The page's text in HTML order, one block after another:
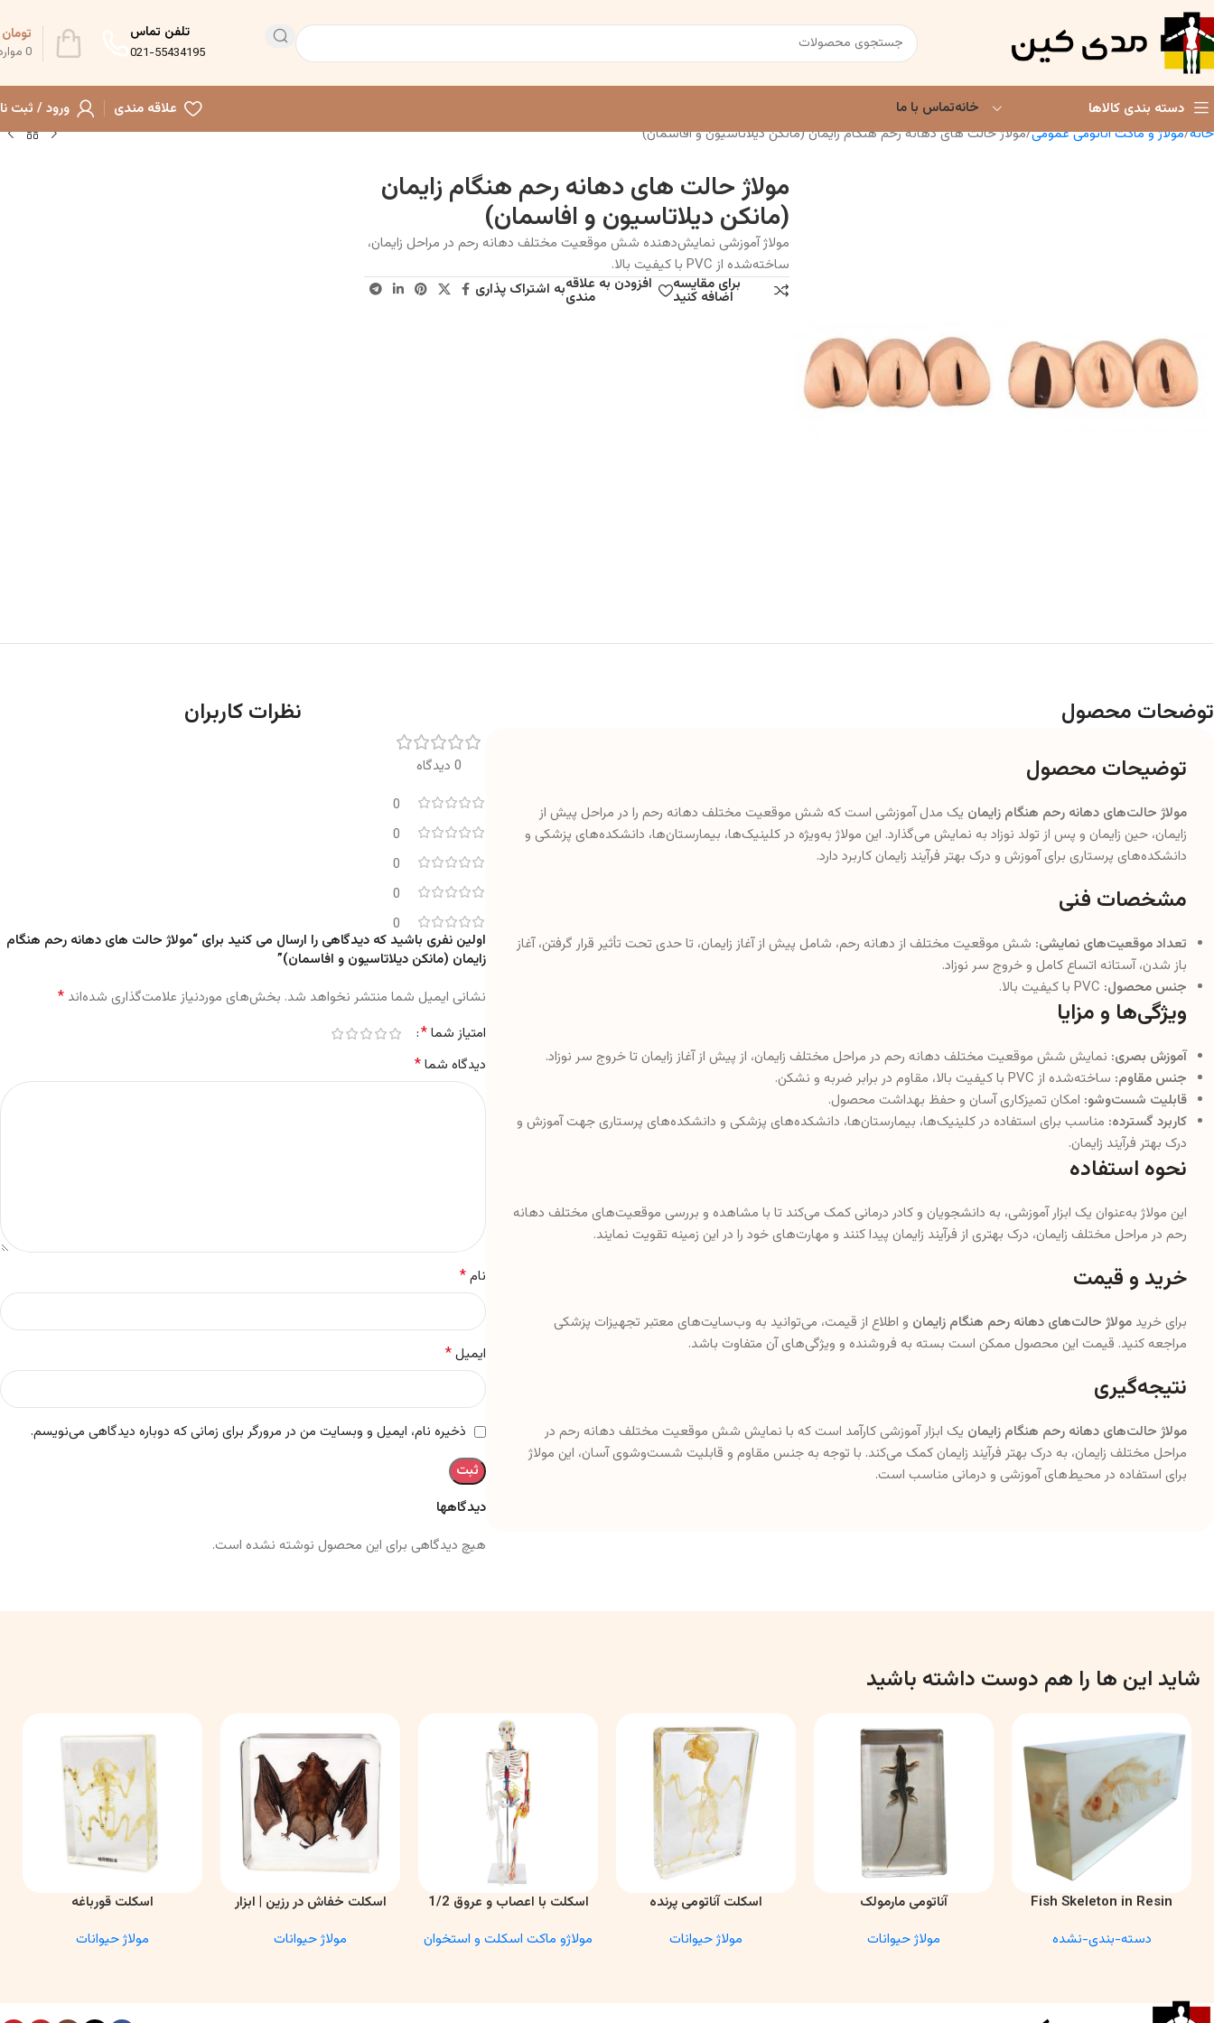
تلفن تماس
021-55434195
0
تومان
دسته بندی کالاها خانهتماس با ما علاقه مندی
ورود / ثبت
خانه مولاژ و ماکت آناتومی عمومی مولاژ حالت های دهانه رحم هنگام زایمان (مانکن دیلاتاسیون و افاسمان)
مولاژ حالت های دهانه رحم هنگام زایمان
(مانکن دیلاتاسیون و افاسمان)
مولاژ آموزشی نمایش‌دهنده شش موقعیت مختلف دهانه رحم در مراحل زایمان،
ساخته‌شده از PVC با کیفیت بالا.
برای مقایسه
اضافه کنید
افزودن به علاقه
مندیبه اشتراک پذاری
توضحات محصول
توضیحات محصول
مولاژ حالت‌های دهانه رحم هنگام زایمان یک مدل آموزشی است که شش موقعیت مختلف دهانه رحم را در مراحل پیش از
زایمان، حین زایمان و پس از تولد نوزاد به نمایش می‌گذارد. این مولاژ به‌ویژه در کلینیک‌ها، بیمارستان‌ها، دانشکده‌های پزشکی و
دانشکده‌های پرستاری برای آموزش و درک بهتر فرآیند زایمان کاربرد دارد.
مشخصات فنی
تعداد موقعیت‌های نمایشی: شش موقعیت مختلف از دهانه رحم، شامل پیش از آغاز زایمان، تا حدی تحت تأثیر قرار گرفتن، آغاز
باز شدن، آستانه اتساع کامل و خروج سر نوزاد.
جنس محصول:
ویژگی‌ها و مزایا
آموزش بصری: نمایش شش موقعیت مختلف دهانه رحم در مراحل مختلف زایمان، از پیش از آغاز زایمان تا خروج سر نوزاد.
جنس مقاوم: ساخته‌شده از PVC با کیفیت بالا، مقاوم در برابر ضربه و نشکن.
قابلیت شست‌وشو: امکان تمیزکاری آسان و حفظ بهداشت محصول.
کاربرد گسترده: مناسب برای استفاده در کلینیک‌ها، بیمارستان‌ها، دانشکده‌های پزشکی و دانشکده‌های پرستاری جهت آموزش و
درک بهتر فرآیند زایمان.
نحوه استفاده
این مولاژ به‌عنوان یک ابزار آموزشی، به دانشجویان و کادر درمانی کمک می‌کند تا با مشاهده و بررسی موقعیت‌های مختلف دهانه
رحم در مراحل مختلف زایمان، درک بهتری از فرآیند زایمان پیدا کنند و مهارت‌های خود را در این زمینه تقویت نمایند.
خرید و قیمت
برای خرید مولاژ حالت‌های دهانه رحم هنگام زایمان و اطلاع از قیمت، می‌توانید به وب‌سایت‌های معتبر تجهیزات پزشکی
مراجعه کنید. قیمت این محصول ممکن است بسته به فروشنده و ویژگی‌های آن متفاوت باشد.
نتیجه‌گیری
مولاژ حالت‌های دهانه رحم هنگام زایمان یک ابزار آموزشی کارآمد است که با نمایش شش موقعیت مختلف دهانه رحم در
مراحل مختلف زایمان، به درک بهتر فرآیند زایمان کمک می‌کند. با توجه به جنس مقاوم و قابلیت شست‌وشوی آسان، این مولاژ
برای استفاده در محیط‌های آموزشی و درمانی مناسب است.
نظرات کاربران
0 دیدگاه
0
0
0
0
0
دیدگاهها
هیچ دیدگاهی برای این محصول نوشته نشده است.
اولین نفری باشید که دیدگاهی را ارسال می کنید برای “مولاژ حالت های دهانه رحم هنگام
زایمان (مانکن دیلاتاسیون و افاسمان)”
نشانی ایمیل شما منتشر نخواهد شد. بخش‌های موردنیاز علامت‌گذاری شده‌اند*
امتیاز شما*
دیدگاه شما*
نام*
ایمیل*
ذخیره نام، ایمیل و وبسایت من در مرورگر برای زمانی که دوباره دیدگاهی می‌نویسم.
شاید این ها را هم دوست داشته باشید
اطلاعات بیشتر
Fish Skeleton in Resin
Anatomy Specimen
دسته-بندی-نشده
اطلاعات بیشترآناتومی مارمولک
مولاژ حیوانات
اطلاعات بیشتر
اسکلت آناتومی پرنده
مولاژ حیوانات
اطلاعات بیشتر
اسکلت با اعصاب و عروق 1/2
مولاژو ماکت اسکلت و استخوان
اطلاعات بیشتر
اسکلت خفاش در رزین | ابزار
مولاژ حیوانات
اطلاعات بیشتراسکلت قورباغه
مولاژ حیوانات